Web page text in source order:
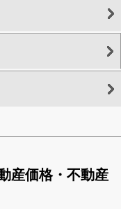
産価格・不動産